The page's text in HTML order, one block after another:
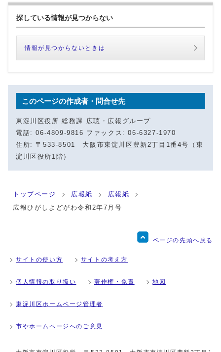
探している情報が見つからない
情報が見つからないときは
このページの作成者・問合せ先
東淀川区役所 総務課 広聴・広報グループ
電話: 06-4809-9816 ファックス: 06-6327-1970
住所: 〒533-8501 大阪市東淀川区豊新2丁目1番4号（東
淀川区役所1階）
トップページ 広報紙
広報紙
広報ひがしよどがわ令和2年7月号
ページの先頭へ戻る
サイトの使い方 サイトの考え方
個人情報の取り扱い 著作権・免責 地図
東淀川区ホームページ管理者
市やホームページへのご意見